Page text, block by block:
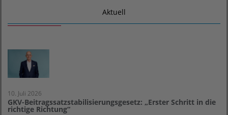
Aktuell
10. Juli 2026
GKV-Beitragssatzstabilisierungsgesetz: „Erster Schritt in die
richtige Richtung“